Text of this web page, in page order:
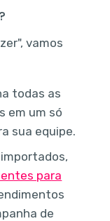
vamos
todas as
em um só
sua equipe.
para
de